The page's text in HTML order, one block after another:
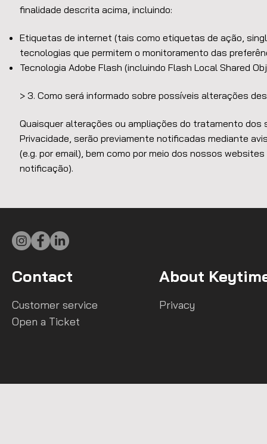
finalidade descrita acima, incluindo:
Etiquetas de internet (tais como etiquetas de ação,
tecnologias que permitem o monitoramento das
Tecnologia Adobe Flash (incluindo Flash Local Shared
> 3. Como será informado sobre possíveis alterações
Quaisquer alterações ou ampliações do tratamento
Privacidade, serão previamente notificadas mediante
(e.g. por email), bem como por meio dos nossos
notificação).
Contact
Customer service
Open a Ticket
About
Privacy